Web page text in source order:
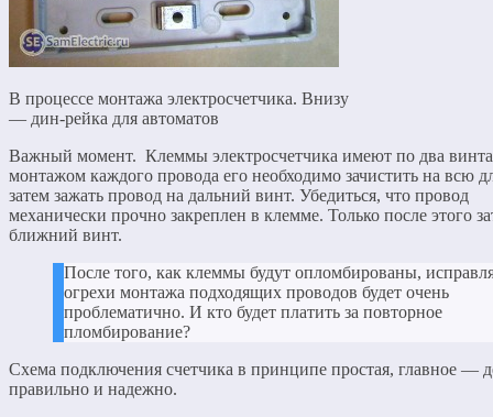
В процессе монтажа электросчетчика. Внизу
— дин-рейка для автоматов
Важный момент. Клеммы электросчетчика имеют по два
монтажом каждого провода его необходимо зачистить на всю
затем зажать провод на дальний винт. Убедиться, что провод
механически прочно закреплен в клемме. Только после этого
ближний винт.
После того, как клеммы будут опломбированы,
огрехи монтажа подходящих проводов будет очень
проблематично. И кто будет платить за повторное
пломбирование?
Схема подключения счетчика в принципе простая, главное —
правильно и надежно.